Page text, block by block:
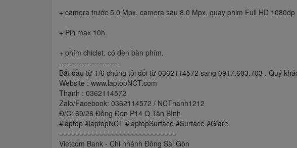
+ camera trước 5.0 Mpx, camera sau 8.0 Mpx, quay phim Full HD 1080dp
+ Pin max 10h.
+ phím chiclet. có đèn bàn phím.
------------------------
Bắt đầu từ 1/6 chúng tôi đổi từ 0362114572 sang 0917.603.703 . Quý
Website : www.laptopNCT.com
Thạnh : 0362114572
Zalo/Facebook: 0362114572 / NCThanh1212
Ð/C: 60/26 Ðồng Ðen P14 Q.Tân Bình
#laptop #laptopNCT #laptopSurface #Surface #Giare
=============================
Vietcom Bank - Chi nhánh Ðông Sài Gòn